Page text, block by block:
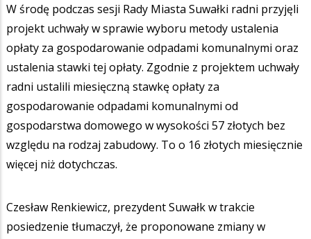
W środę podczas sesji Rady Miasta Suwałki radni przyjęli
projekt uchwały w sprawie wyboru metody ustalenia
opłaty za gospodarowanie odpadami komunalnymi oraz
ustalenia stawki tej opłaty. Zgodnie z projektem uchwały
radni ustalili miesięczną stawkę opłaty za
gospodarowanie odpadami komunalnymi od
gospodarstwa domowego w wysokości 57 złotych bez
względu na rodzaj zabudowy. To o 16 złotych miesięcznie
więcej niż dotychczas.
Czesław Renkiewicz, prezydent Suwałk w trakcie
posiedzenie tłumaczył, że proponowane zmiany w